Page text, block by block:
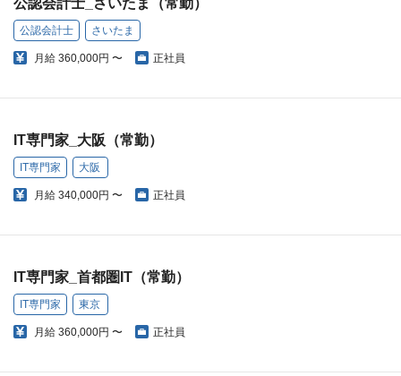
公認会計士_さいたま（常勤）
公認会計士 さいたま
月給 360,000円 〜 正社員
IT専門家_大阪（常勤）
IT専門家 大阪
月給 340,000円 〜 正社員
IT専門家_首都圏IT（常勤）
IT専門家 東京
月給 360,000円 〜 正社員